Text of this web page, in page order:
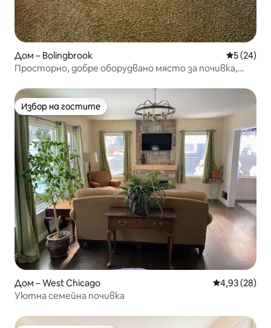
Дом – Bolingbrook Средна
5 (24)
Просторно, добре оборудвано място за почивка,
Избор на гостите
Избор на гостите
Дом – West Chicago Средна
4,93 (28)
Уютна семейна почивка